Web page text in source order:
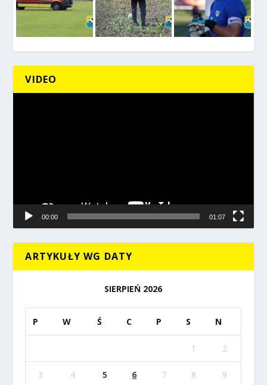
VIDEO
00:00 01:07
ARTYKUŁY WG DATY
SIERPIEŃ 2026
P W Ś C P S N
1 2
3 4 5 6 7 8 9